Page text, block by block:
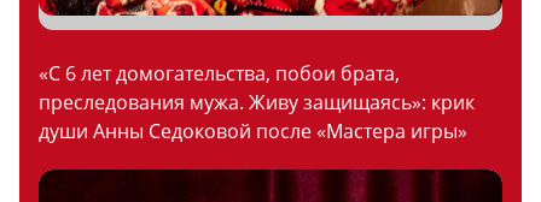
«С 6 лет домогательства, побои брата,
преследования мужа. Живу защищаясь»: крик
души Анны Седоковой после «Мастера игры»